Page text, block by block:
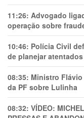
11:26: Advogado
operação sobre
10:46: Polícia Civil
de planejar
08:35: Ministro
da PF sobre Lulinha
08:32: VÍDEO: